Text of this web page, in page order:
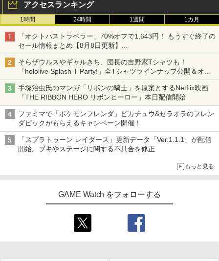
アクセスランキング
1時間 24時間 1週間 1カ月
「オクトパストラベラー」70%オフで1,643円！ もうすぐ終了の
セール情報まとめ【8月8日更新】
ニンテンドーeショップでは「大神 絶景版」が67%オフで990円
そらザウルスやギャルきち、団長の吉野家Tシャツも！
「hololive Splash T-Party!」全Tシャツラインナップ公開＆オン
ライン販売開始
手塚治虫氏のマンガ「リボンの騎士」を原案とするNetflix映画
「THE RIBBON HERO リボンヒーロー」本日配信開始
ファミマで「ポケモンフレンダ」ピカチュウ&ゼラオラのフレン
ダピックがもらえるキャンペーン開催！
「スプラトゥーン レイダース」更新データ「Ver.1.1.1」が配信
開始。ブキやステージに関する不具合を修正
もっと見る
GAME Watch をフォローする